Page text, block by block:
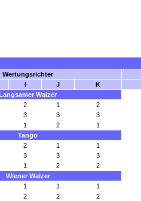
Wertungsrichter
J
K
Langsamer Walzer
2 1
2
3 3
3
1 2
1
Tango
2 1
1
3 3
3
1 2
2
Wiener Walzer
1 1
1
2 2
2